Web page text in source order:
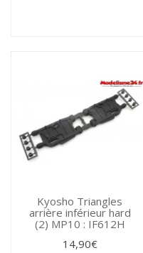
Kyosho Triangles
arrière inférieur hard
(2) MP10 : IF612H
14,90€